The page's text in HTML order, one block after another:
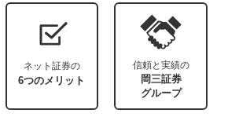
ネット証券の
6つのメリット
信頼と実績の
岡三証券
グループ